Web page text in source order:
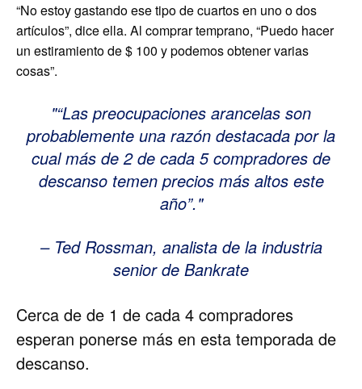
“No estoy gastando ese tipo de cuartos en uno o dos
artículos”, dice ella. Al comprar temprano, “Puedo hacer
un estiramiento de $ 100 y podemos obtener varias
cosas”.
“Las preocupaciones arancelas son
probablemente una razón destacada por la
cual más de 2 de cada 5 compradores de
descanso temen precios más altos este
año”.
– Ted Rossman, analista de la industria
senior de Bankrate
Cerca de de 1 de cada 4 compradores
esperan ponerse más en esta temporada de
descanso.